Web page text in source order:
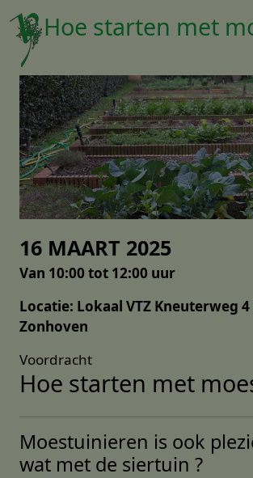
Hoe starten met
16 MAART 2025
Van 10:00 tot 12:00 uur
Locatie: Lokaal VTZ Kneuterweg 4
Zonhoven
Voordracht
Hoe starten met
Moestuinieren is ook
wat met de siertuin ?